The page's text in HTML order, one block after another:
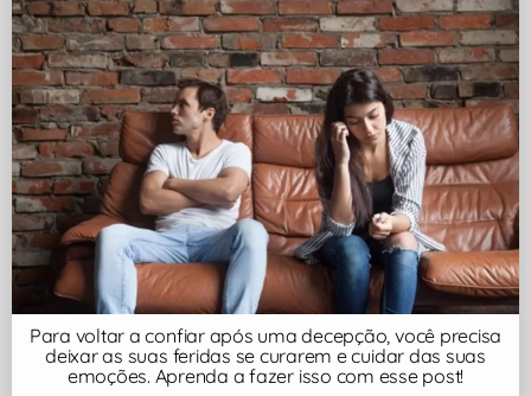
Para voltar a confiar após uma decepção, você precisa
deixar as suas feridas se curarem e cuidar das suas
emoções. Aprenda a fazer isso com esse post!